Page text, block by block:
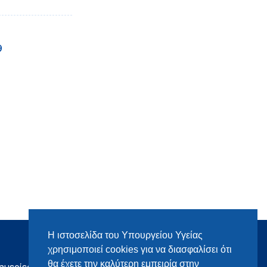
Η ιστοσελίδα του Υπουργείου Υγείας
χρησιμοποιεί cookies για να διασφαλίσει ότι
θα έχετε την καλύτερη εμπειρία στην